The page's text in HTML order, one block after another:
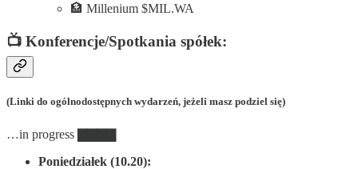
🏦 Millenium $MIL.WA
📺 Konferencje/Spotkania spółek:
(Linki do ogólnodostępnych wydarzeń, jeżeli masz podziel się)
…in progress ▇▇▇▇
Poniedziałek (10.20):